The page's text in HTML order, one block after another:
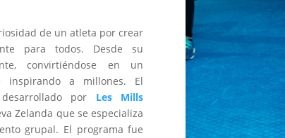
de un atleta por crear
para todos. Desde su
convirtiéndose en un
inspirando a millones. El
por Les Mills
Zelanda que se especializa
grupal. El programa fue